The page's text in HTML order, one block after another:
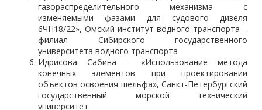
газораспределительного механизма с
изменяемыми фазами для судового дизеля
6ЧН18/22», Омский институт водного транспорта –
филиал Сибирского государственного
университета водного транспорта
Идрисова Сабина – «Использование метода
конечных элементов при проектировании
объектов освоения шельфа», Санкт-Петербургский
государственный морской технический
университет